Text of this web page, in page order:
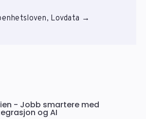
Lovdata →
- Jobb smartere med
og AI